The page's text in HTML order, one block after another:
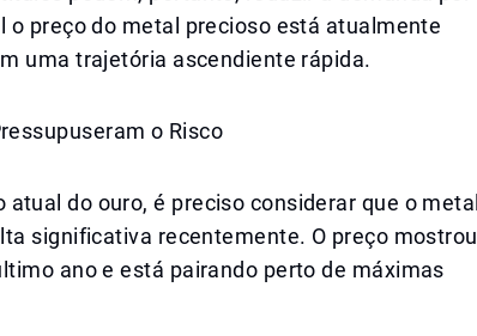
o preço do metal precioso está atualmente
uma trajetória ascendiente rápida.
o Risco
do ouro, é preciso considerar que o metal
significativa recentemente. O preço mostrou
ano e está pairando perto de máximas